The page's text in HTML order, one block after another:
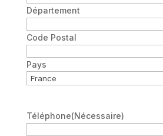
Département
Code Postal
Pays
Téléphone(Nécessaire)